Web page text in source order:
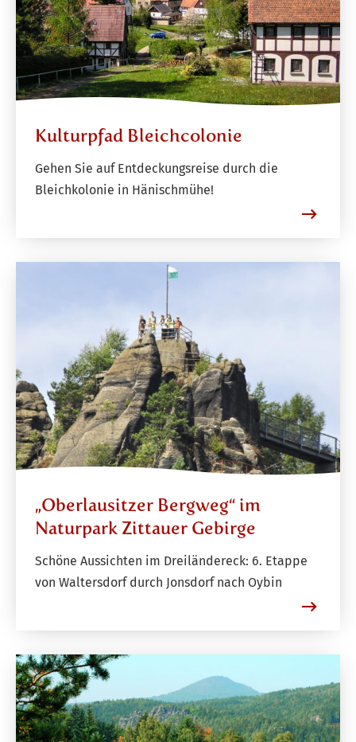
Kulturpfad Bleichcolonie
Gehen Sie auf Entdeckungsreise durch die
Bleichkolonie in Hänischmühe!
„Oberlausitzer Bergweg“ im
Naturpark Zittauer Gebirge
Schöne Aussichten im Dreiländereck: 6. Etappe
von Waltersdorf durch Jonsdorf nach Oybin